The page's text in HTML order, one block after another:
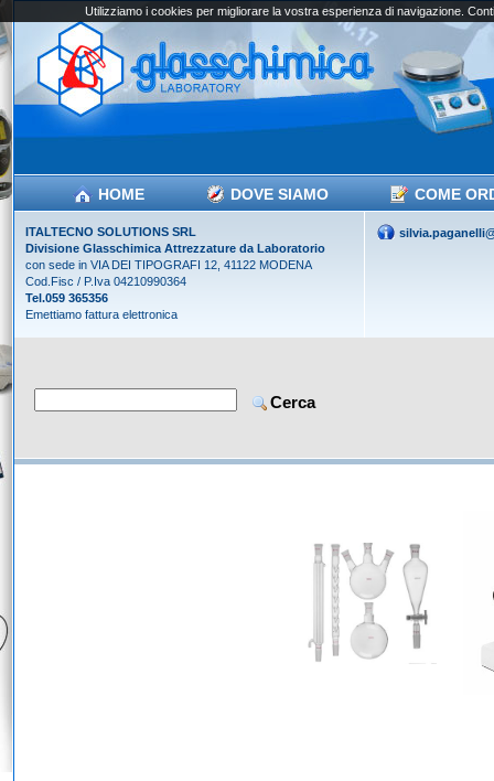
HOME DOVE SIAMO COME
ITALTECNO SOLUTIONS SRL
Divisione Glasschimica Attrezzature da Laboratorio
con sede in VIA DEI TIPOGRAFI 12, 41122 MODENA
Cod.Fisc / P.Iva 04210990364
Tel.059 365356
Emettiamo fattura elettronica
Utilizziamo i cookies per migliorare la vostra esperienza di navigazione.